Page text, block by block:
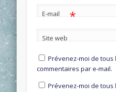
E-mail *
Site web
Prévenez-moi de
commentaires par e-mail.
Prévenez-moi de